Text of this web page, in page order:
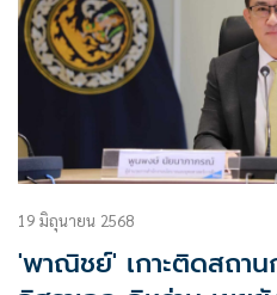
19 มิถุนายน 2568
'พาณิชย์' เกาะติดสถาน